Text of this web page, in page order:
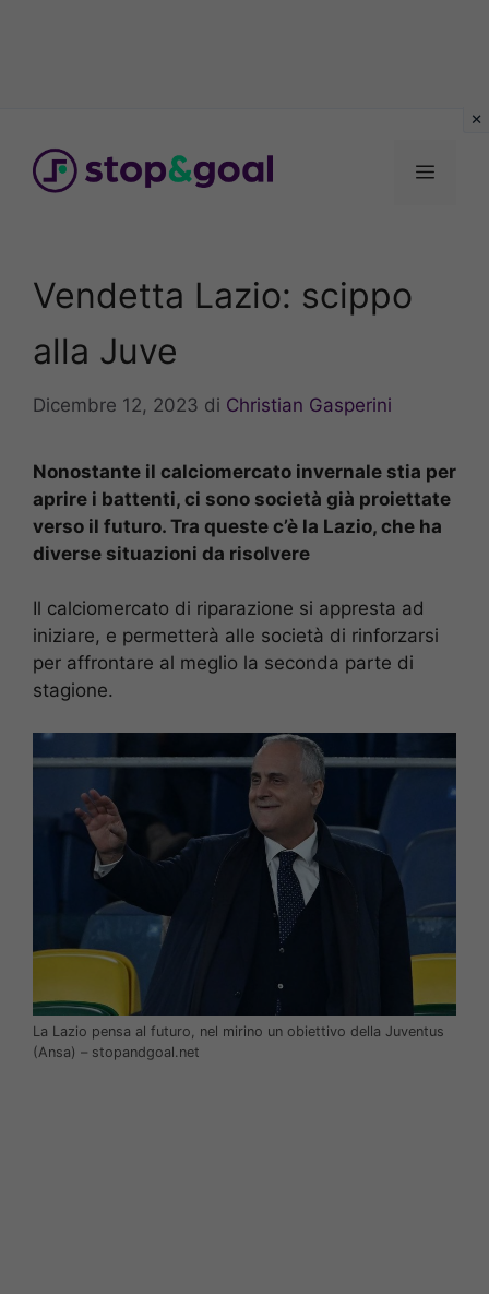
contenuto
Menu
Vendetta Lazio: scippo
alla Juve
Dicembre 12, 2023 di Christian Gasperini
Nonostante il calciomercato invernale stia per
aprire i battenti, ci sono società già proiettate
verso il futuro. Tra queste c’è la Lazio, che ha
diverse situazioni da risolvere
Il calciomercato di riparazione si appresta ad
iniziare, e permetterà alle società di rinforzarsi
per affrontare al meglio la seconda parte di
stagione.
La Lazio pensa al futuro, nel mirino un obiettivo della Juventus
(Ansa) – stopandgoal.net